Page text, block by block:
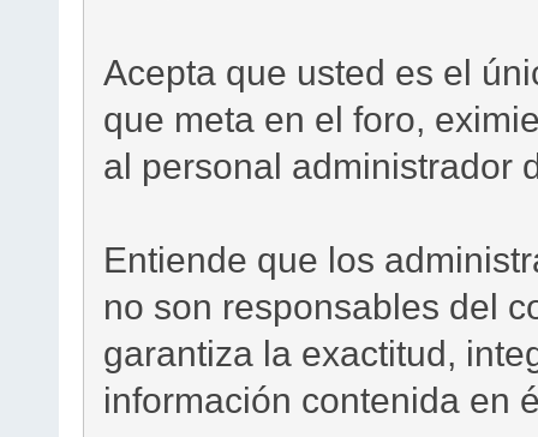
Acepta que usted es el
que meta en el foro,
al personal administrador
Entiende que los
no son responsables del
garantiza la exactitud,
información contenida en